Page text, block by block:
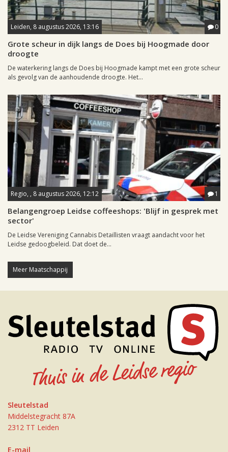
Leiden, 8 augustus 2026, 13:16 0
Grote scheur in dijk langs de Does bij Hoogmade door
droogte
De waterkering langs de Does bij Hoogmade kampt met een grote scheur
als gevolg van de aanhoudende droogte. Het...
Regio, , 8 augustus 2026, 12:12 1
Belangengroep Leidse coffeeshops: 'Blijf in gesprek met
sector'
De Leidse Vereniging Cannabis Detaillisten vraagt aandacht voor het
Leidse gedoogbeleid. Dat doet de...
Meer Maatschappij
Sleutelstad
Middelstegracht 87A
2312 TT Leiden
E-mail